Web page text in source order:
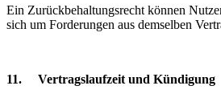
Ein Zurückbehaltungsrecht können
sich um Forderungen aus demselben
11. Vertragslaufzeit und Kündigung